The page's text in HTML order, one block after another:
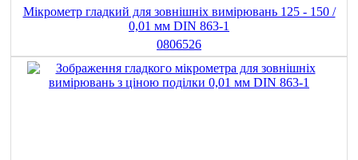
Мікрометр гладкий для зовнішніх вимірювань 125 - 150 /
0,01 мм DIN 863-1
0806526